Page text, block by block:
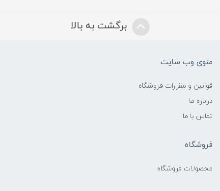
برگشت به بالا
منوی وب سایت
قوانین و مقررات فروشگاه
درباره ما
تماس با ما
فروشگاه
محصولات فروشگاه